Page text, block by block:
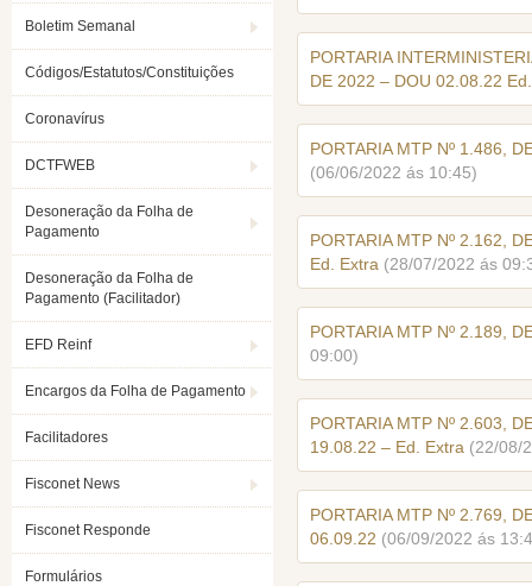
Boletim Semanal
Códigos/Estatutos/Constituições
Coronavírus
DCTFWEB
Desoneração da Folha de
Pagamento
Desoneração da Folha de
Pagamento (Facilitador)
EFD Reinf
Encargos da Folha de Pagamento
Facilitadores
Fisconet News
Fisconet Responde
Formulários
PORTARIA
DE 2022 – DOU 02.08.22
PORTARIA MTP Nº 1.486,
(06/06/2022 ás 10:45)
PORTARIA MTP Nº 2.162,
Ed. Extra (28/07/2022 ás
PORTARIA MTP Nº 2.189,
09:00)
PORTARIA MTP Nº 2.603,
19.08.22 – Ed. Extra (22/08/
PORTARIA MTP Nº 2.769,
06.09.22 (06/09/2022 ás